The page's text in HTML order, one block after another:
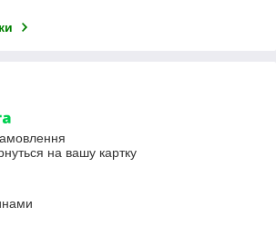
на вашу картку